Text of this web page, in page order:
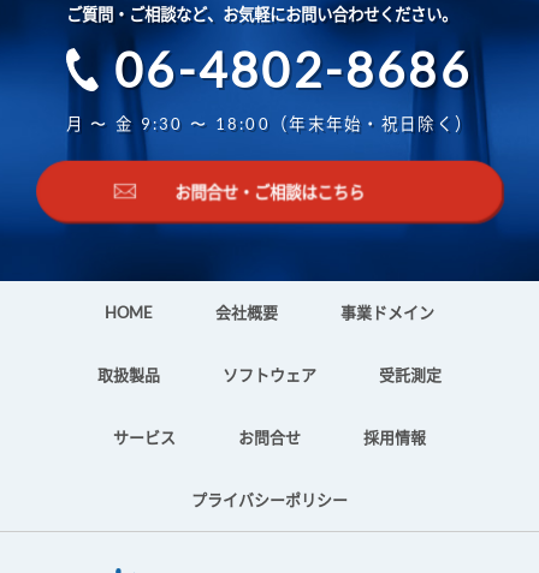
ご質問・ご相談など、お気軽にお問い合わせください。
06-4802-8686
月 〜 金 9:30 〜 18:00（年末年始・祝日除く）
お問合せ・ご相談はこちら
HOME 会社概要 事業ドメイン
取扱製品 ソフトウェア 受託測定
サービス お問合せ 採用情報
プライバシーポリシー